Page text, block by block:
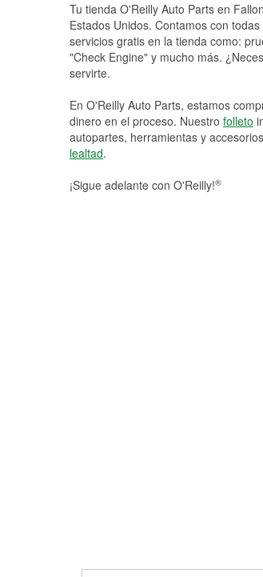
Tu tienda O'Reilly Auto Parts en Fallon
Estados Unidos. Contamos con
servicios gratis en la tienda como:
"Check Engine" y mucho más.
servirte.
En O'Reilly Auto Parts, estamos
dinero en el proceso. Nuestro folleto
autopartes, herramientas y
lealtad.
¡Sigue adelante con O'Reilly!®